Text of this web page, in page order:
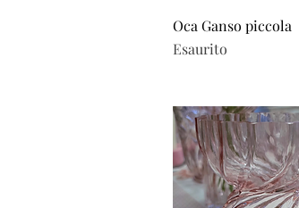
Vista rapida
Oca Ganso piccola
Esaurito